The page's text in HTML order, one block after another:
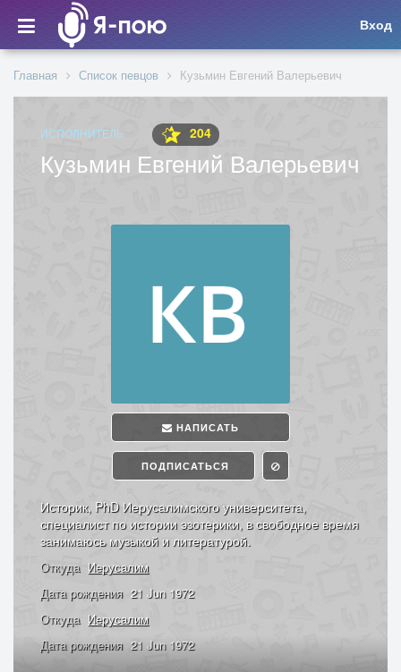
Вход
Главная Список певцов Кузьмин Евгений Валерьевич
ИСПОЛНИТЕЛЬ 204
Кузьмин Евгений Валерьевич
НАПИСАТЬ
ПОДПИСАТЬСЯ
Историк, PhD Иерусалимского университета,
специалист по истории эзотерики, в свободное время
занимаюсь музыкой и литературой.
Откуда Иерусалим
Дата рождения 21 Jun 1972
Откуда Иерусалим
Дата рождения 21 Jun 1972